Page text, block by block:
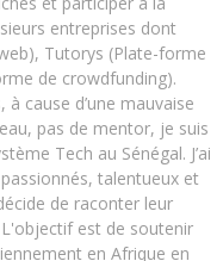
entreprises dont
Tutorys (Plate-forme
de crowdfunding).
cause d’une mauvaise
pas de mentor, je suis
Tech au Sénégal. J’ai
talentueux et
de raconter leur
est de soutenir
en Afrique en